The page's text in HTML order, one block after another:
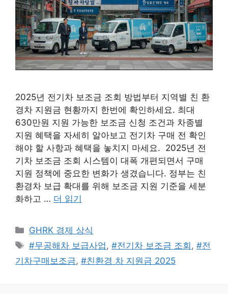
2025년 전기차 보조금 조회 방법부터 지역별 친 환
경차 지원금 현황까지 한번에 확인하세요. 최대
630만원 지원 가능한 보조금 신청 조건과 차종별
지원 혜택을 자세히 알아보고 전기차 구매 전 확인
해야 할 사항과 혜택을 놓치지 마세요. 2025년 전
기차 보조금 조회 시스템이 대폭 개편되면서 구매
지원 정책에 중요한 변화가 생겼습니다. 정부는 친
환경차 보급 확대를 위해 보조금 지원 기준을 세분
화하고 … 더 읽기
카
테
리
GHRK 경제 상식
태
그
#무공해차 보급사업 ,#전기차 보조금 조회 ,#전
기차구매보조금, #친환경 차 지원금 2025